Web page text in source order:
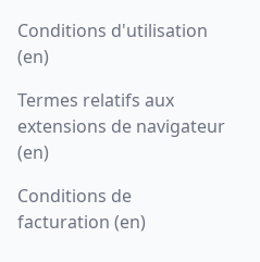
Conditions d'utilisation
(en)
Termes relatifs aux
extensions de navigateur
(en)
Conditions de
facturation (en)